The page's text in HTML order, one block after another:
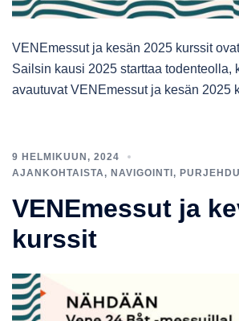
VENEmessut ja kesän 2025 kurssit
Sailsin kausi 2025 starttaa todenteolla,
avautuvat VENEmessut ja kesän 2025
9 HELMIKUUN, 2024
AJANKOHTAISTA , NAVIGOINTI,
VENEmessut ja
kurssit